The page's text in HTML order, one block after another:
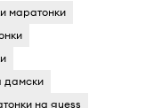
маратонки
дамски
на guess